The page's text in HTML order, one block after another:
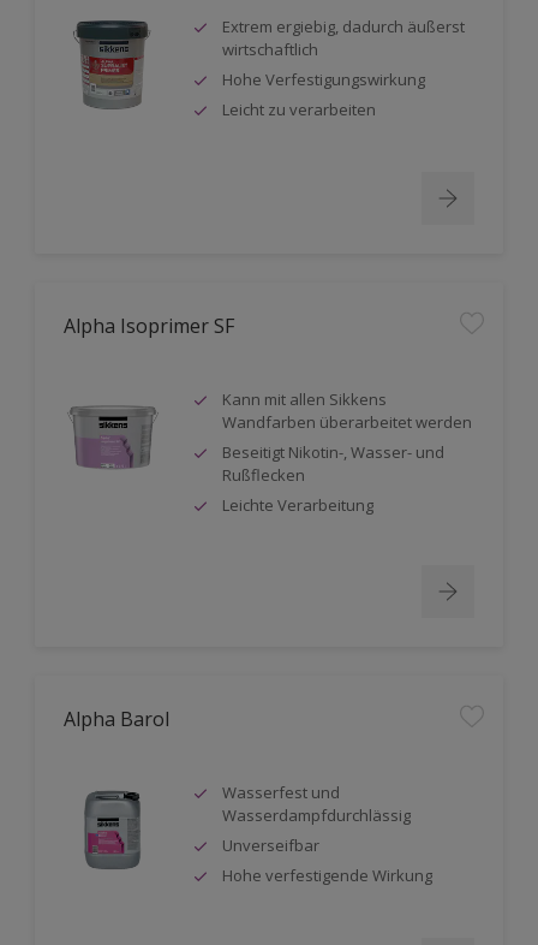
Extrem ergiebig, dadurch äußerst
wirtschaftlich
Hohe Verfestigungswirkung
Leicht zu verarbeiten
Alpha Isoprimer SF
Kann mit allen Sikkens
Wandfarben überarbeitet werden
Beseitigt Nikotin-, Wasser- und
Rußflecken
Leichte Verarbeitung
Alpha Barol
Wasserfest und
Wasserdampfdurchlässig
Unverseifbar
Hohe verfestigende Wirkung